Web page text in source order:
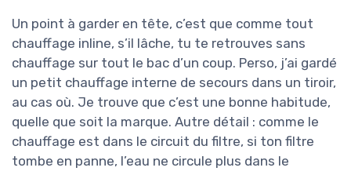
Un point à garder en tête, c’est que comme tout
chauffage inline, s’il lâche, tu te retrouves sans
chauffage sur tout le bac d’un coup. Perso, j’ai gardé
un petit chauffage interne de secours dans un tiroir,
au cas où. Je trouve que c’est une bonne habitude,
quelle que soit la marque. Autre détail : comme le
chauffage est dans le circuit du filtre, si ton filtre
tombe en panne, l’eau ne circule plus dans le